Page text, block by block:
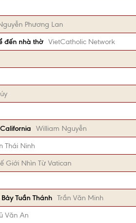
Phương Lan
đến nhà thờ VietCatholic Network
William Nguyễn
Thái Ninh
Giới Nhìn Từ Vatican
Tuần Thánh Trần Văn Minh
Văn An